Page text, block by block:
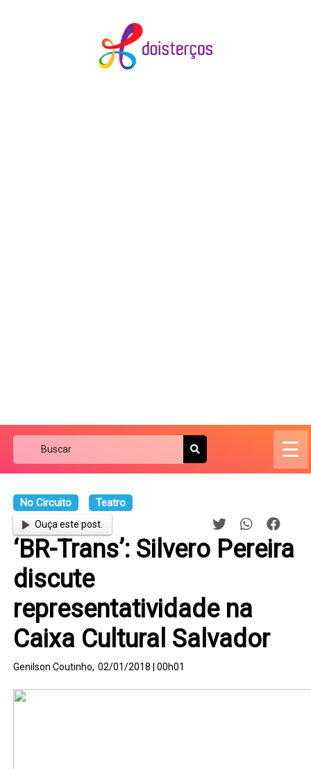
☰
No Circuito Teatro
Ouça este post.
‘BR-Trans’: Silvero Pereira
discute
representatividade na
Caixa Cultural Salvador
Genilson Coutinho, 02/01/2018 | 00h01